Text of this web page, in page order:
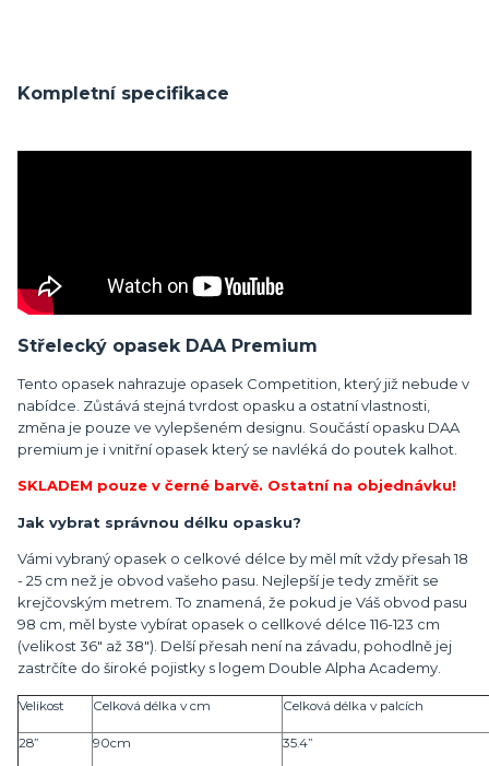
Kompletní specifikace
Střelecký opasek DAA Premium
Tento opasek nahrazuje opasek Competition, který již nebude v
nabídce. Zůstává stejná tvrdost opasku a ostatní vlastnosti,
změna je pouze ve vylepšeném designu. Součástí opasku DAA
premium je i vnitřní opasek který se navléká do poutek kalhot.
SKLADEM pouze v černé barvě. Ostatní na objednávku!
Jak vybrat správnou délku opasku?
Vámi vybraný opasek o celkové délce by měl mít vždy přesah 18
- 25 cm než je obvod vašeho pasu. Nejlepší je tedy změřit se
krejčovským metrem. To znamená, že pokud je Váš obvod pasu
98 cm, měl byste vybírat opasek o cellkové délce 116-123 cm
(velikost 36" až 38"). Delší přesah není na závadu, pohodlně jej
zastrčíte do široké pojistky s logem Double Alpha Academy.
Velikost Celková délka v cm Celková délka v palcích
28” 90cm 35.4”